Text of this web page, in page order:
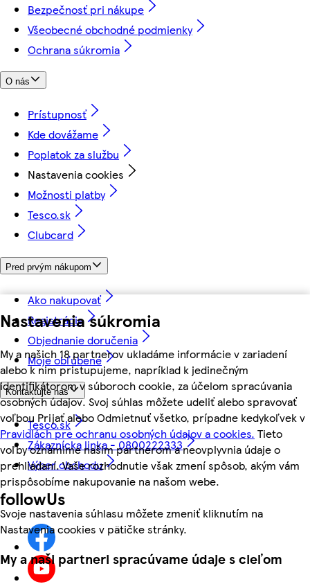
Nastavenia súkromia
My a našich 18 partnerov ukladáme informácie v zariadení
alebo k nim pristupujeme, napríklad k jedinečným
identifikátorom v súboroch cookie, za účelom spracúvania
osobných údajov. Svoj súhlas môžete udeliť alebo spravovať
voľbou Prijať alebo Odmietnuť všetko, prípadne kedykoľvek v
Pravidlách pre ochranu osobných údajov a cookies. Tieto
voľby oznámime našim partnerom a neovplyvnia údaje o
prehliadaní. Vaše rozhodnutie však zmení spôsob, akým vám
prispôsobíme nakupovanie na našom webe.
Svoje nastavenia súhlasu môžete zmeniť kliknutím na
Nastavenia cookies v pätičke stránky.
My a naši partneri spracúvame údaje s cieľom
Bezpečnosť pri nákupe
Všeobecné obchodné podmienky
Ochrana súkromia
O nás
Prístupnosť
Kde dovážame
Poplatok za službu
Nastavenia cookies
Možnosti platby
Tesco.sk
Clubcard
Pred prvým nákupom
Ako nakupovať
Registrácia
Objednanie doručenia
Moje obľúbené
Kontaktujte nás
Tesco.sk
Zákaznícka linka - 0800222333
Výber obchodu
followUs